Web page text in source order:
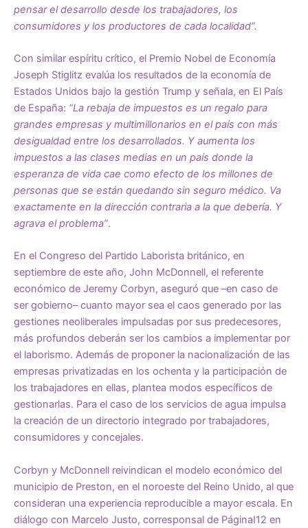
pensar el desarrollo desde los trabajadores, los
consumidores y los productores de cada localidad”.
Con similar espíritu crítico, el Premio Nobel de Economía
Joseph Stiglitz evalúa los resultados de la economía de
Estados Unidos bajo la gestión Trump y señala, en El País
de España: “La rebaja de impuestos es un regalo para
grandes empresas y multimillonarios en el país con más
desigualdad entre los desarrollados. Y aumenta los
impuestos a las clases medias en un país donde la
esperanza de vida cae como efecto de los millones de
personas que se están quedando sin seguro médico. Va
exactamente en la dirección contraria a la que debería. Y
agrava el problema”.
En el Congreso del Partido Laborista británico, en
septiembre de este año, John McDonnell, el referente
económico de Jeremy Corbyn, aseguró que –en caso de
ser gobierno– cuanto mayor sea el caos generado por las
gestiones neoliberales impulsadas por sus predecesores,
más profundos deberán ser los cambios a implementar por
el laborismo. Además de proponer la nacionalización de las
empresas privatizadas en los ochenta y la participación de
los trabajadores en ellas, plantea modos específicos de
gestionarlas. Para el caso de los servicios de agua impulsa
la creación de un directorio integrado por trabajadores,
consumidores y concejales.
Corbyn y McDonnell reivindican el modelo económico del
municipio de Preston, en el noroeste del Reino Unido, al que
consideran una experiencia reproducible a mayor escala. En
diálogo con Marcelo Justo, corresponsal de PáginaI12 en